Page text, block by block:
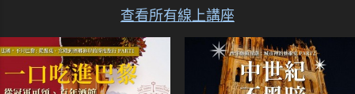
查看所有線上講座